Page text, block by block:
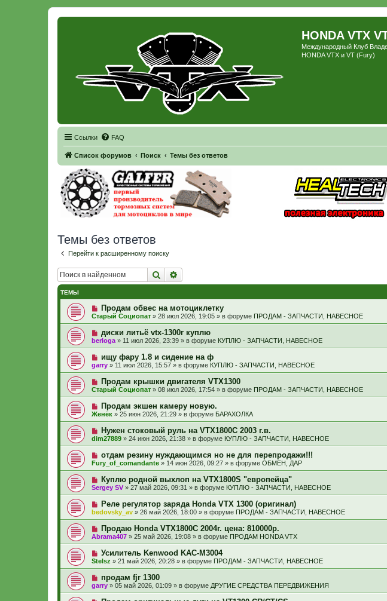
HONDA VTX
Международный Клуб
HONDA VTX и VT (Fury)
Ссылки FAQ
Список форумов Поиск Темы без ответов
Темы без ответов
Перейти к расширенному поиску
Поиск
ТЕМЫ
Н
о
в
е
с
о
о
б
щ
е
н
и
е
Продам обвес на мотоциклетку
Старый Социопат » 28 июл 2026, 19:05 » в форуме ПРОДАМ - ЗАПЧАСТИ, НАВЕСНОЕ
Н
о
в
е
с
о
б
щ
е
н
и
е
диски литьё vtx-1300r куплю
berloga » 11 июл 2026, 23:39 » в форуме КУПЛЮ - ЗАПЧАСТИ, НАВЕСНОЕ
Н
о
в
о
е
с
о
б
щ
е
н
и
е
ищу фару 1.8 и сидение на ф
garry » 11 июл 2026, 15:57 » в форуме КУПЛЮ - ЗАПЧАСТИ, НАВЕСНОЕ
Н
о
в
о
е
с
о
б
щ
н
и
е
Продам крышки двигателя VTX1300
Старый Социопат » 08 июл 2026, 17:54 » в форуме ПРОДАМ - ЗАПЧАСТИ, НАВЕСНОЕ
Н
о
в
о
е
с
о
о
б
щ
е
н
и
е
Продам экшен камеру новую.
Женёк » 25 июн 2026, 21:29 » в форуме БАРАХОЛКА
Н
о
в
е
с
о
б
щ
е
н
и
е
Нужен стоковый руль на VTX1800C 2003 г.в.
dim27889 » 24 июн 2026, 21:38 » в форуме КУПЛЮ - ЗАПЧАСТИ, НАВЕСНОЕ
Н
о
в
о
е
с
о
б
щ
е
н
и
е
отдам резину нуждающимся но не для перепродажи!!!
Fury_of_comandante » 14 июн 2026, 09:27 » в форуме ОБМЕН, ДАР
Н
о
в
о
е
с
о
б
щ
е
н
и
е
Куплю родной выхлоп на VTX1800S "европейца"
Sergey SV » 27 май 2026, 09:31 » в форуме КУПЛЮ - ЗАПЧАСТИ, НАВЕСНОЕ
Н
о
в
о
е
с
о
о
б
щ
н
и
е
Реле регулятор заряда Honda VTX 1300 (оригинал)
bedovsky_av » 26 май 2026, 18:00 » в форуме ПРОДАМ - ЗАПЧАСТИ, НАВЕСНОЕ
Н
о
в
о
е
с
о
о
б
щ
е
Продаю Honda VTX1800С 2004г. цена: 810000р.
Abrama407 » 25 май 2026, 19:08 » в форуме ПРОДАМ HONDA VTX
Н
о
в
е
с
о
Усилитель Kenwood KAC-M3004
Stelsz » 21 май 2026, 20:28 » в форуме ПРОДАМ - ЗАПЧАСТИ, НАВЕСНОЕ
Н
о
в
о
продам fjr 1300
garry » 05 май 2026, 01:09 » в форуме ДРУГИЕ СРЕДСТВА ПЕРЕДВИЖЕНИЯ